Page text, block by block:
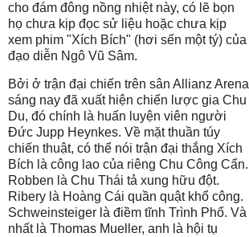
cho đám đông nồng nhiệt này, có lẽ bọn
họ chưa kịp đọc sử liệu hoặc chưa kịp
xem phim "Xích Bích" (hơi sến một tý) của
đạo diễn Ngô Vũ Sâm.
Bởi ở trận đại chiến trên sân Allianz Arena
sáng nay đã xuất hiện chiến lược gia Chu
Du, đó chính là huấn luyện viên người
Đức Jupp Heynkes. Về mặt thuần túy
chiến thuật, có thể nói trận đại thắng Xích
Bích là công lao của riêng Chu Công Cẩn.
Robben là Chu Thái tả xung hữu đột.
Ribery là Hoàng Cái quần quật khổ công.
Schweinsteiger là điềm tĩnh Trình Phổ. Và
nhất là Thomas Mueller, anh là hội tụ